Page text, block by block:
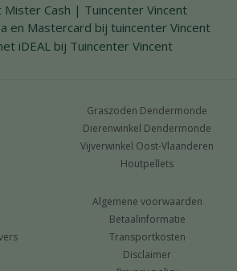
Graszoden Dendermonde
Dierenwinkel Dendermonde
Vijverwinkel Oost-Vlaanderen
Houtpellets
Algemene voorwaarden
Betaalinformatie
Transportkosten
Disclaimer